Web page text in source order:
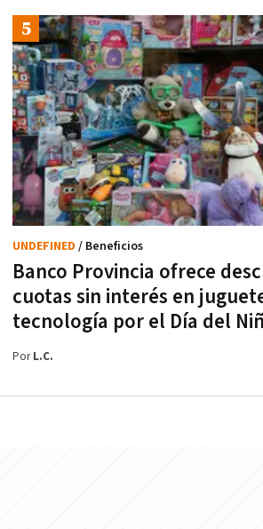
Banco Provincia ofrece
cuotas sin interés en
tecnología por el Día del
UNDEFINED / Beneficios
PorL.C.